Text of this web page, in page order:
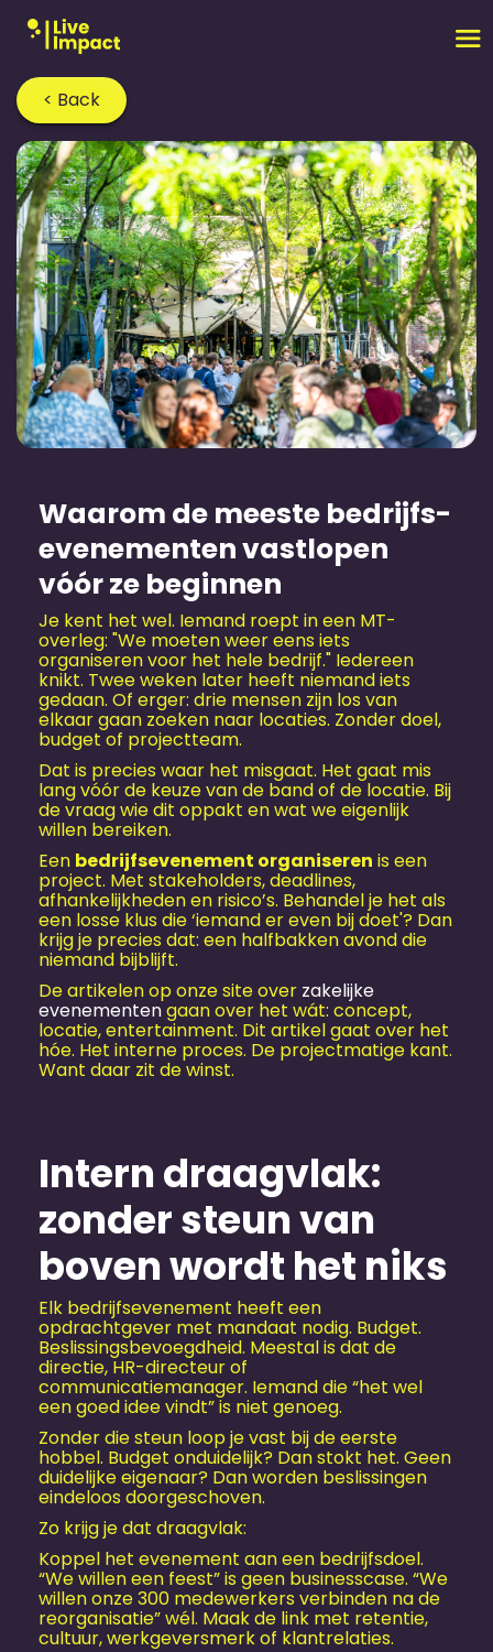
< Back
Home›Blog
Waarom de meeste bedrijfs­
evenementen vastlopen
vóór ze beginnen
Je kent het wel. Iemand roept in een MT-
overleg: "We moeten weer eens iets
organiseren voor het hele bedrijf." Iedereen
knikt. Twee weken later heeft niemand iets
gedaan. Of erger: drie mensen zijn los van
elkaar gaan zoeken naar locaties. Zonder doel,
budget of projectteam.
Dat is precies waar het misgaat. Het gaat mis
lang vóór de keuze van de band of de locatie. Bij
de vraag wie dit oppakt en wat we eigenlijk
willen bereiken.
Een bedrijfs­evenement organiseren is een
project. Met stakeholders, deadlines,
afhankelijkheden en risico’s. Behandel je het als
een losse klus die ‘iemand er even bij doet'? Dan
krijg je precies dat: een halfbakken avond die
niemand bijblijft.
De artikelen op onze site over zakelijke
evenementengaan over het wát: concept,
locatie, entertainment. Dit artikel gaat over het
hóe. Het interne proces. De projectmatige kant.
Want daar zit de winst.
Intern draagvlak:
zonder steun van
boven wordt het niks
Elk bedrijfs­evenement heeft een
opdrachtgever met mandaat nodig. Budget.
Beslissingsbevoegdheid. Meestal is dat de
directie, HR-directeur of
communicatiemanager. Iemand die “het wel
een goed idee vindt” is niet genoeg.
Zonder die steun loop je vast bij de eerste
hobbel. Budget onduidelijk? Dan stokt het. Geen
duidelijke eigenaar? Dan worden beslissingen
eindeloos doorgeschoven.
Zo krijg je dat draagvlak:
Koppel het evenement aan een bedrijfsdoel.
“We willen een feest” is geen businesscase. “We
willen onze 300 medewerkers verbinden na de
reorganisatie” wél. Maak de link met retentie,
cultuur, werkgeversmerk of klantrelaties.